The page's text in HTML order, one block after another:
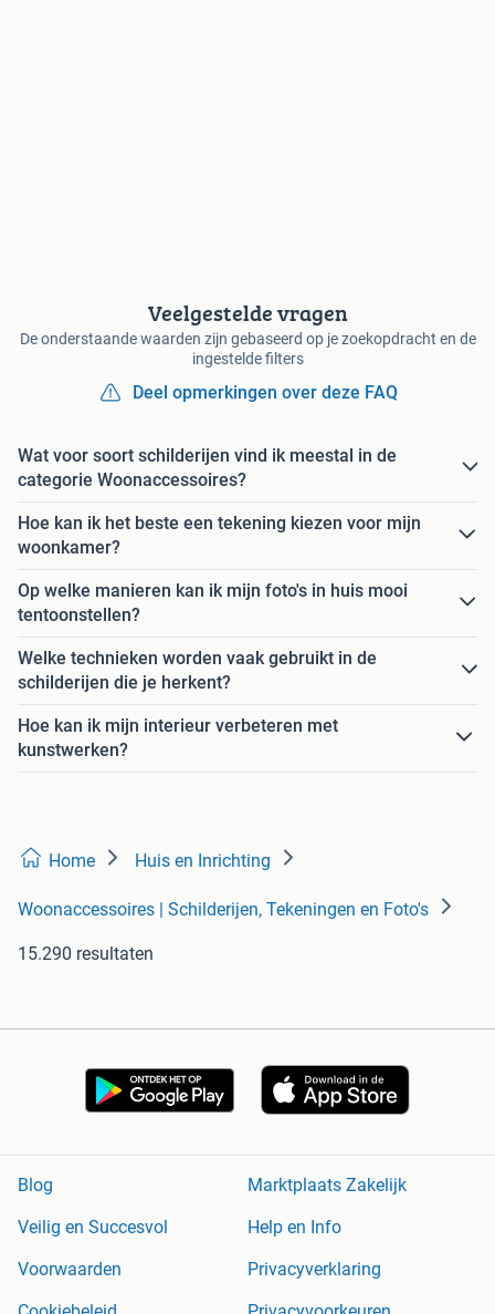
Veelgestelde vragen
De onderstaande waarden zijn gebaseerd op je zoekopdracht en de
ingestelde filters
Deel opmerkingen over deze FAQ
Wat voor soort schilderijen vind ik meestal in de
categorie Woonaccessoires?
Hoe kan ik het beste een tekening kiezen voor mijn
woonkamer?
Op welke manieren kan ik mijn foto's in huis mooi
tentoonstellen?
Welke technieken worden vaak gebruikt in de
schilderijen die je herkent?
Hoe kan ik mijn interieur verbeteren met
kunstwerken?
Home Huis en Inrichting
Woonaccessoires | Schilderijen, Tekeningen en Foto's
15.290 resultaten
Blog
Marktplaats Zakelijk
Veilig en Succesvol
Help en Info
Voorwaarden
Privacyverklaring